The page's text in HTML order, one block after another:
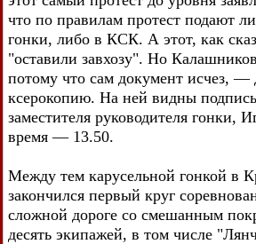
что по правилам протест подают
гонки, либо в КСК. А этот, как
"оставили завхозу". Но
потому что сам документ исчез, —
ксерокопию. На ней видны подпись
заместителя руководителя гонки,
время — 13.50.
Между тем карусельной гонкой в
закончился первый круг
сложной дороге со смешанным
десять экипажей, в том числе